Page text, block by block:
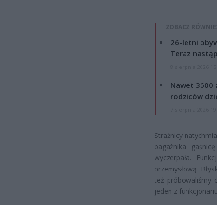
ZOBACZ
26-letni
Teraz
Nawet 3600
rodziców
Strażnicy
bagażnika
wyczerpała.
przemysłową.
też próbowaliśmy
jeden z